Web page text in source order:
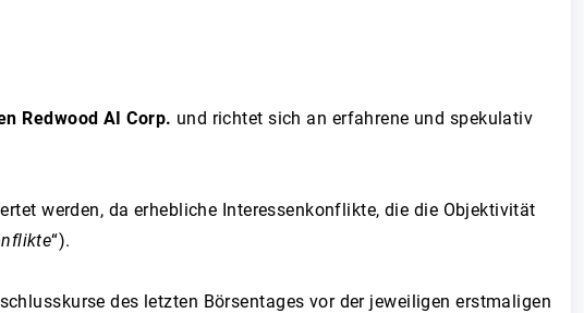
Redwood AI Corp. und richtet sich an erfahrene und spekulativ
werden, da erhebliche Interessenkonflikte, die die Objektivität
“).
des letzten Börsentages vor der jeweiligen erstmaligen